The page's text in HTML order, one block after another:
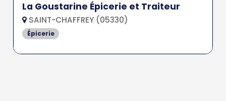
La Goustarine Épicerie et Traiteur
SAINT-CHAFFREY (05330)
Épicerie